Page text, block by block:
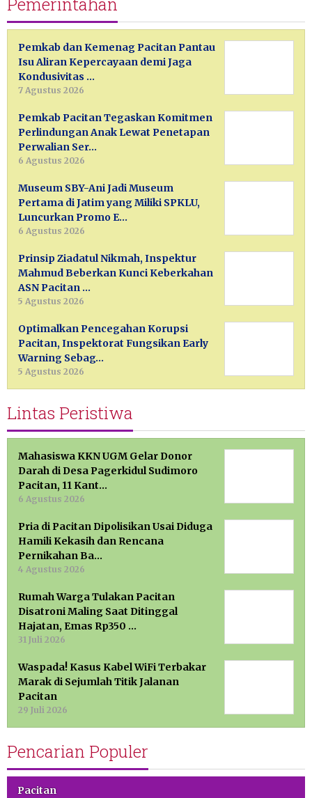
Pemkab dan Kemenag Pacitan Pantau
Isu Aliran Kepercayaan demi Jaga
Kondusivitas …
7 Agustus 2026
Pemkab Pacitan Tegaskan Komitmen
Perlindungan Anak Lewat Penetapan
Perwalian Ser…
6 Agustus 2026
Museum SBY-Ani Jadi Museum
Pertama di Jatim yang Miliki SPKLU,
Luncurkan Promo E…
6 Agustus 2026
Prinsip Ziadatul Nikmah, Inspektur
Mahmud Beberkan Kunci Keberkahan
ASN Pacitan …
5 Agustus 2026
Optimalkan Pencegahan Korupsi
Pacitan, Inspektorat Fungsikan Early
Warning Sebag…
5 Agustus 2026
Lintas Peristiwa
Mahasiswa KKN UGM Gelar Donor
Darah di Desa Pagerkidul Sudimoro
Pacitan, 11 Kant…
6 Agustus 2026
Pria di Pacitan Dipolisikan Usai Diduga
Hamili Kekasih dan Rencana
Pernikahan Ba…
4 Agustus 2026
Rumah Warga Tulakan Pacitan
Disatroni Maling Saat Ditinggal
Hajatan, Emas Rp350 …
31 Juli 2026
Waspada! Kasus Kabel WiFi Terbakar
Marak di Sejumlah Titik Jalanan
Pacitan
29 Juli 2026
Pencarian Populer
Pacitan